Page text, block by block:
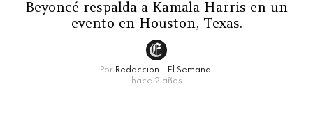
Beyoncé respalda a Kamala Harris en un
evento en Houston, Texas.
Por Redacción - El Semanal
hace 2 años